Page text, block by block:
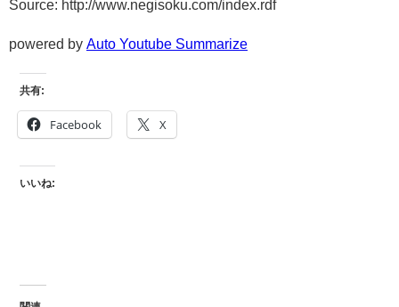
Source: http://www.negisoku.com/index.rdf
powered by Auto Youtube Summarize
共有:
Facebook X
いいね: